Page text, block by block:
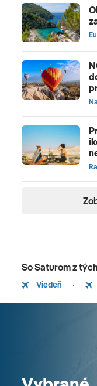
So Saturom z
Viedeň